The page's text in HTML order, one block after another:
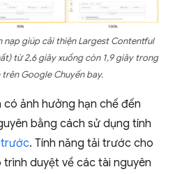
nạp giúp cải thiện Largest Contentful
từ 2,6 giây xuống còn 1,9 giây trong
Google Chuyến bay.
ảnh hưởng hạn chế đến
bằng cách sử dụng tính
. Tính năng tải trước cho
duyệt về các tài nguyên